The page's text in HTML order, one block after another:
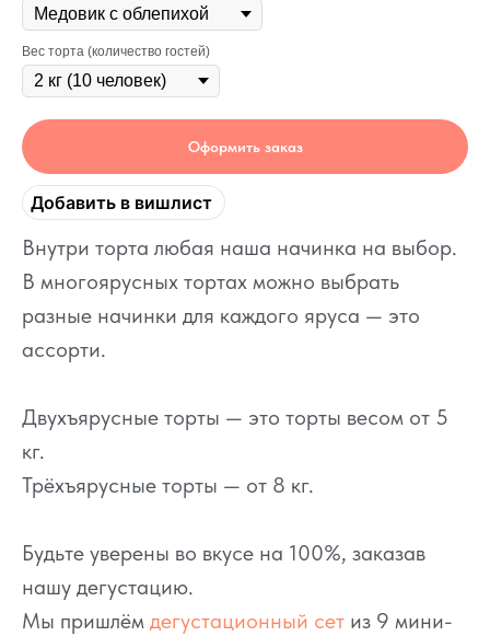
Вес торта (количество гостей)
Оформить заказ
Добавить в вишлист
Внутри торта любая наша начинка на выбор.
В многоярусных тортах можно выбрать
разные начинки для каждого яруса — это
ассорти.
Двухъярусные торты — это торты весом от 5
кг.
Трёхъярусные торты — от 8 кг.
Будьте уверены во вкусе на 100%, заказав
нашу дегустацию.
Мы пришлём дегустационный сет из 9 мини-